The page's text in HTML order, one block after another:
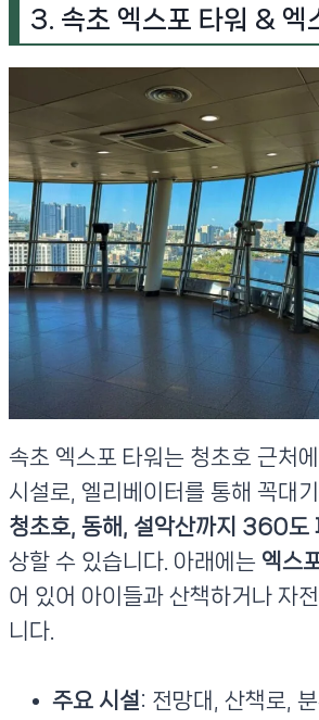
3. 속초 엑스포 타워 & 엑
속초 엑스포 타워는 청초호 근처
시설로, 엘리베이터를 통해 꼭대
청초호, 동해, 설악산까지 360도
상할 수 있습니다. 아래에는 엑스
어 있어 아이들과 산책하거나 자
니다.
주요 시설: 전망대, 산책로,